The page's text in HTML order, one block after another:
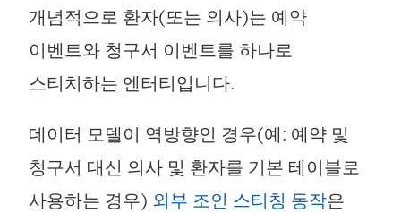
개념적으로 환자(또는 의사)는 예약
이벤트와 청구서 이벤트를 하나로
스티치하는 엔터티입니다.
데이터 모델이 역방향인 경우(예: 예약 및
청구서 대신 의사 및 환자를 기본 테이블로
사용하는 경우) 외부 조인 스티칭 동작은